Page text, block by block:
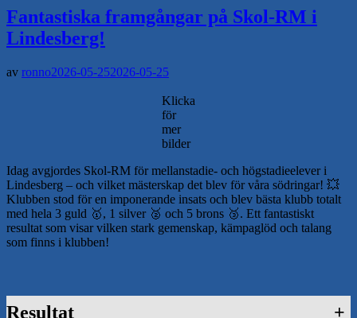
Fantastiska framgångar på Skol-RM i
Lindesberg!
av ronno2026-05-252026-05-25
Klicka
för
mer
bilder
Idag avgjordes Skol-RM för mellanstadie- och högstadieelever i
Lindesberg – och vilket mästerskap det blev för våra södringar! 💥
Klubben stod för en imponerande insats och blev bästa klubb totalt
med hela 3 guld 🥇, 1 silver 🥈 och 5 brons 🥉. Ett fantastiskt
resultat som visar vilken stark gemenskap, kämpaglöd och talang
som finns i klubben!
Resultat +